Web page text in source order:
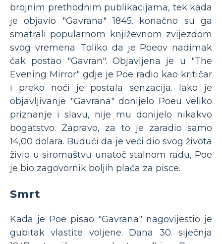
brojnim prethodnim publikacijama, tek kada
je objavio "Gavrana" 1845. konačno su ga
smatrali popularnom književnom zvijezdom
svog vremena. Toliko da je Poeov nadimak
čak postao "Gavran". Objavljena je u "The
Evening Mirror" gdje je Poe radio kao kritičar
i preko noći je postala senzacija. Iako je
objavljivanje "Gavrana" donijelo Poeu veliko
priznanje i slavu, nije mu donijelo nikakvo
bogatstvo. Zapravo, za to je zaradio samo
14,00 dolara. Budući da je veći dio svog života
živio u siromaštvu unatoč stalnom radu, Poe
je bio zagovornik boljih plaća za pisce.
Smrt
Kada je Poe pisao "Gavrana" nagovijestio je
gubitak vlastite voljene. Dana 30. siječnja